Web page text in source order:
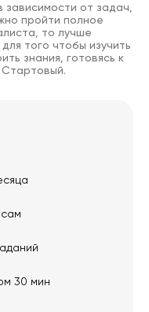
от задач,
пройти полное
то лучше
того чтобы изучить
знания, готовясь к
30 мин